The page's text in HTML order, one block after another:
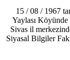
15 / 08 / 1967
Yaylası
Sivas il
Siyasal Bilgiler